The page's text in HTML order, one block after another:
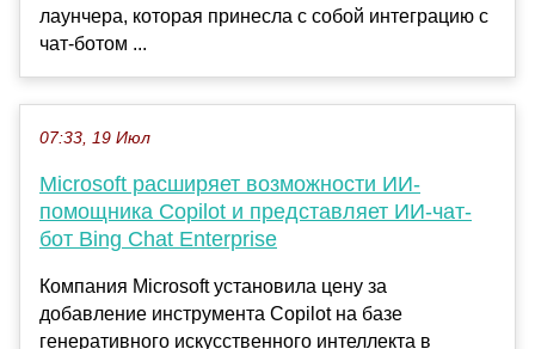
лаунчера, которая принесла с собой интеграцию с
чат-ботом ...
07:33, 19 Июл
Microsoft расширяет возможности ИИ-
помощника Copilot и представляет ИИ-чат-
бот Bing Chat Enterprise
Компания Microsoft установила цену за
добавление инструмента Copilot на базе
генеративного искусственного интеллекта в